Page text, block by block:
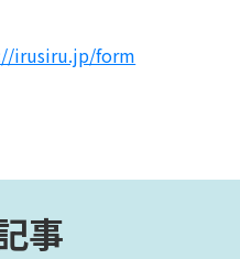
irusiru.jp/form
事